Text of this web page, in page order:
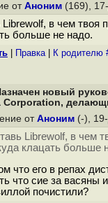
от Аноним (169),
в чем твоя
больше не надо.
Правка| К родителю
новый
Corporation,
от Аноним (-),
Librewolf, в чем
клацать больше
что его в репах
что сие за васяны
почистили?